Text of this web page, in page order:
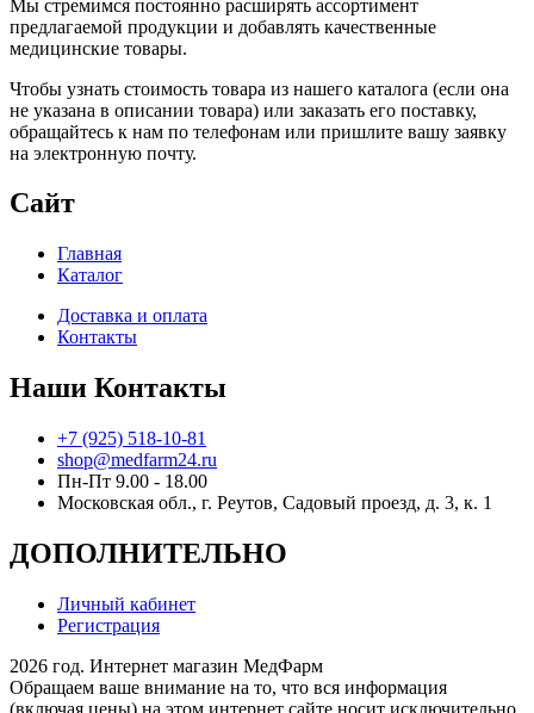
Мы стремимся постоянно расширять ассортимент
предлагаемой продукции и добавлять качественные
медицинские товары.
Чтобы узнать стоимость товара из нашего каталога (если она
не указана в описании товара) или заказать его поставку,
обращайтесь к нам по телефонам или пришлите вашу заявку
на электронную почту.
Сайт
Главная
Каталог
Доставка и оплата
Контакты
Наши Контакты
+7 (925) 518-10-81
shop@medfarm24.ru
Пн-Пт 9.00 - 18.00
Московская обл., г. Реутов, Садовый проезд, д. 3, к. 1
ДОПОЛНИТЕЛЬНО
Личный кабинет
Регистрация
2026 год. Интернет магазин МедФарм
Обращаем ваше внимание на то, что вся информация
(включая цены) на этом интернет сайте носит исключительно